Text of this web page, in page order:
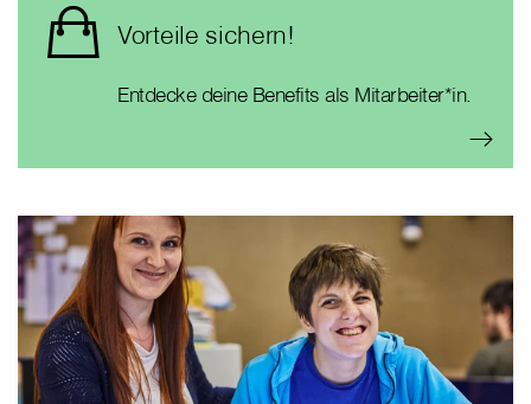
Vorteile sichern!
Entdecke deine Benefits als Mitarbeiter*in.